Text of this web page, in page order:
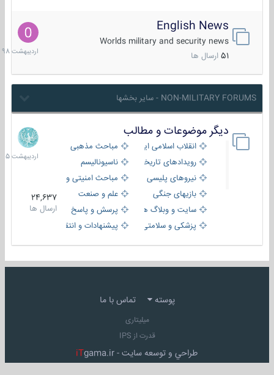
English News
Worlds military and security news
51 ارسال ها
10
1398
NON-MILITARY FORUMS - سایر بخشها
دیگر موضوعات و مطالب
انقلاب اسلامی ایران
مباحث مذهبی
رویدادهای تاریخی و مذهبیناسیونالیسم
نیروهای پلیسی
مباحث امنیتی و اطلاعاتی
بازیهای جنگی
علم و صنعت
سایت و وبلاگ ها
پرسش و پاسخ
پزشکی و سلامتی
پیشنهادات و انتقادات
24,637
ارسال ها
8
1405
پوسته تماس با ما
میلیتاری
قدرت از IPS
طراحي و توسعه سايت - iTgama.ir